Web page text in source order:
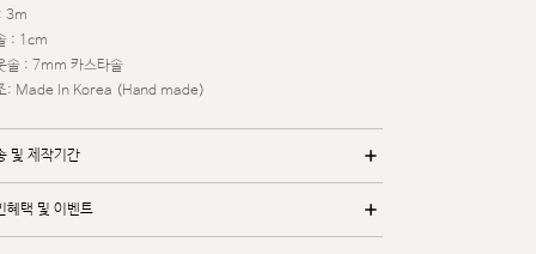
3m
: 1cm
솔 : 7mm 카스타솔
: Made In Korea (Hand made)
및 제작기간
혜택 및 이벤트